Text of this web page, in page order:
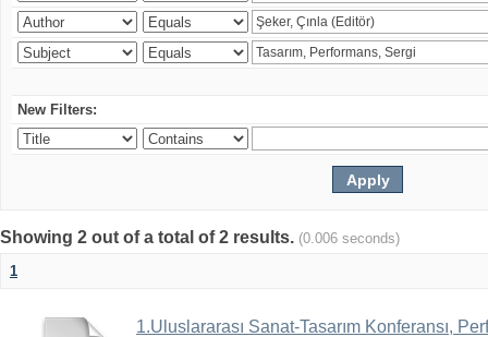
New Filters:
Showing 2 out of a total of 2 results. (0.006 seconds)
1
1.Uluslararası Sanat-Tasarım Konferansı,